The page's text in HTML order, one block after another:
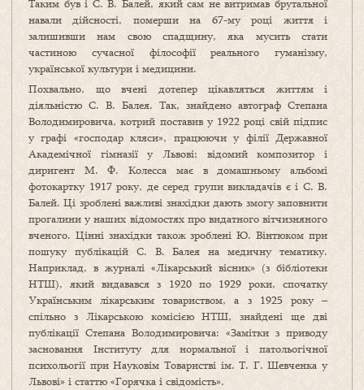
Таким був і С. В. Балей, який сам не витримав брутальної
навали дійсності, померши на 67-му році життя і
залишивши нам свою спадщину, яка мусить стати
частиною сучасної філософії реального гуманізму,
української культури і медицини.
Похвально, що вчені дотепер цікавляться життям і
діяльністю С. В. Балея. Так, знайдено автограф Степана
Володимировича, котрий поставив у 1922 році свій підпис
у графі «господар кляси», працюючи у філії Державної
Академічної гімназії у Львові; відомий композитор і
диригент М. Ф. Колесса має в домашньому альбомі
фотокартку 1917 року, де серед групи викладачів є і С. В.
Балей. Ці зроблені важливі знахідки дають змогу заповнити
прогалини у наших відомостях про видатного вітчизняного
вченого. Цінні знахідки також зроблені Ю. Вінтюком при
пошуку публікацій С. В. Балея на медичну тематику.
Наприклад, в журналі «Лікарський вісник» (з бібліотеки
НТШ), який видавався з 1920 по 1929 роки, спочатку
Українським лікарським товариством, а з 1925 року –
спільно з Лікарською комісією НТШ, знайдені ще дві
публікації Степана Володимировича: «Замітки з приводу
засновання Інституту для нормальної і патольогічної
психольогії при Науковім Товаристві ім. Т. Г. Шевченка у
Львові» і статтю «Горячка і свідомість».